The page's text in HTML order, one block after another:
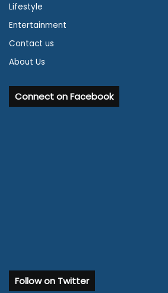
Lifestyle
Entertainment
Contact us
About Us
Connect on Facebook
Follow on Twitter